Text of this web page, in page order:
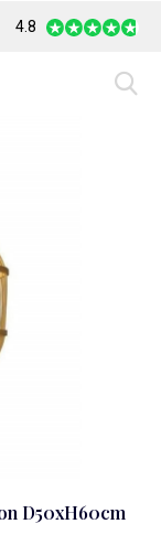
Largest
4.8
D50xH60cm